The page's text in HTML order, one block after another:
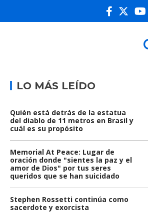
LO MÁS LEÍDO
Quién está detrás de la estatua
del diablo de 11 metros en Brasil y
cuál es su propósito
Memorial At Peace: Lugar de
oración donde "sientes la paz y el
amor de Dios" por tus seres
queridos que se han suicidado
Stephen Rossetti continúa como
sacerdote y exorcista